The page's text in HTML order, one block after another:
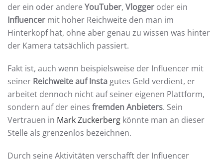
der ein oder andere YouTuber, Vlogger oder ein
Influencer mit hoher Reichweite den man im
Hinterkopf hat, ohne aber genau zu wissen was hinter
der Kamera tatsächlich passiert.
Fakt ist, auch wenn beispielsweise der Influencer mit
seiner Reichweite auf Insta gutes Geld verdient, er
arbeitet dennoch nicht auf seiner eigenen Plattform,
sondern auf der eines fremden Anbieters. Sein
Vertrauen in Mark Zuckerberg könnte man an dieser
Stelle als grenzenlos bezeichnen.
Durch seine Aktivitäten verschafft der Influencer